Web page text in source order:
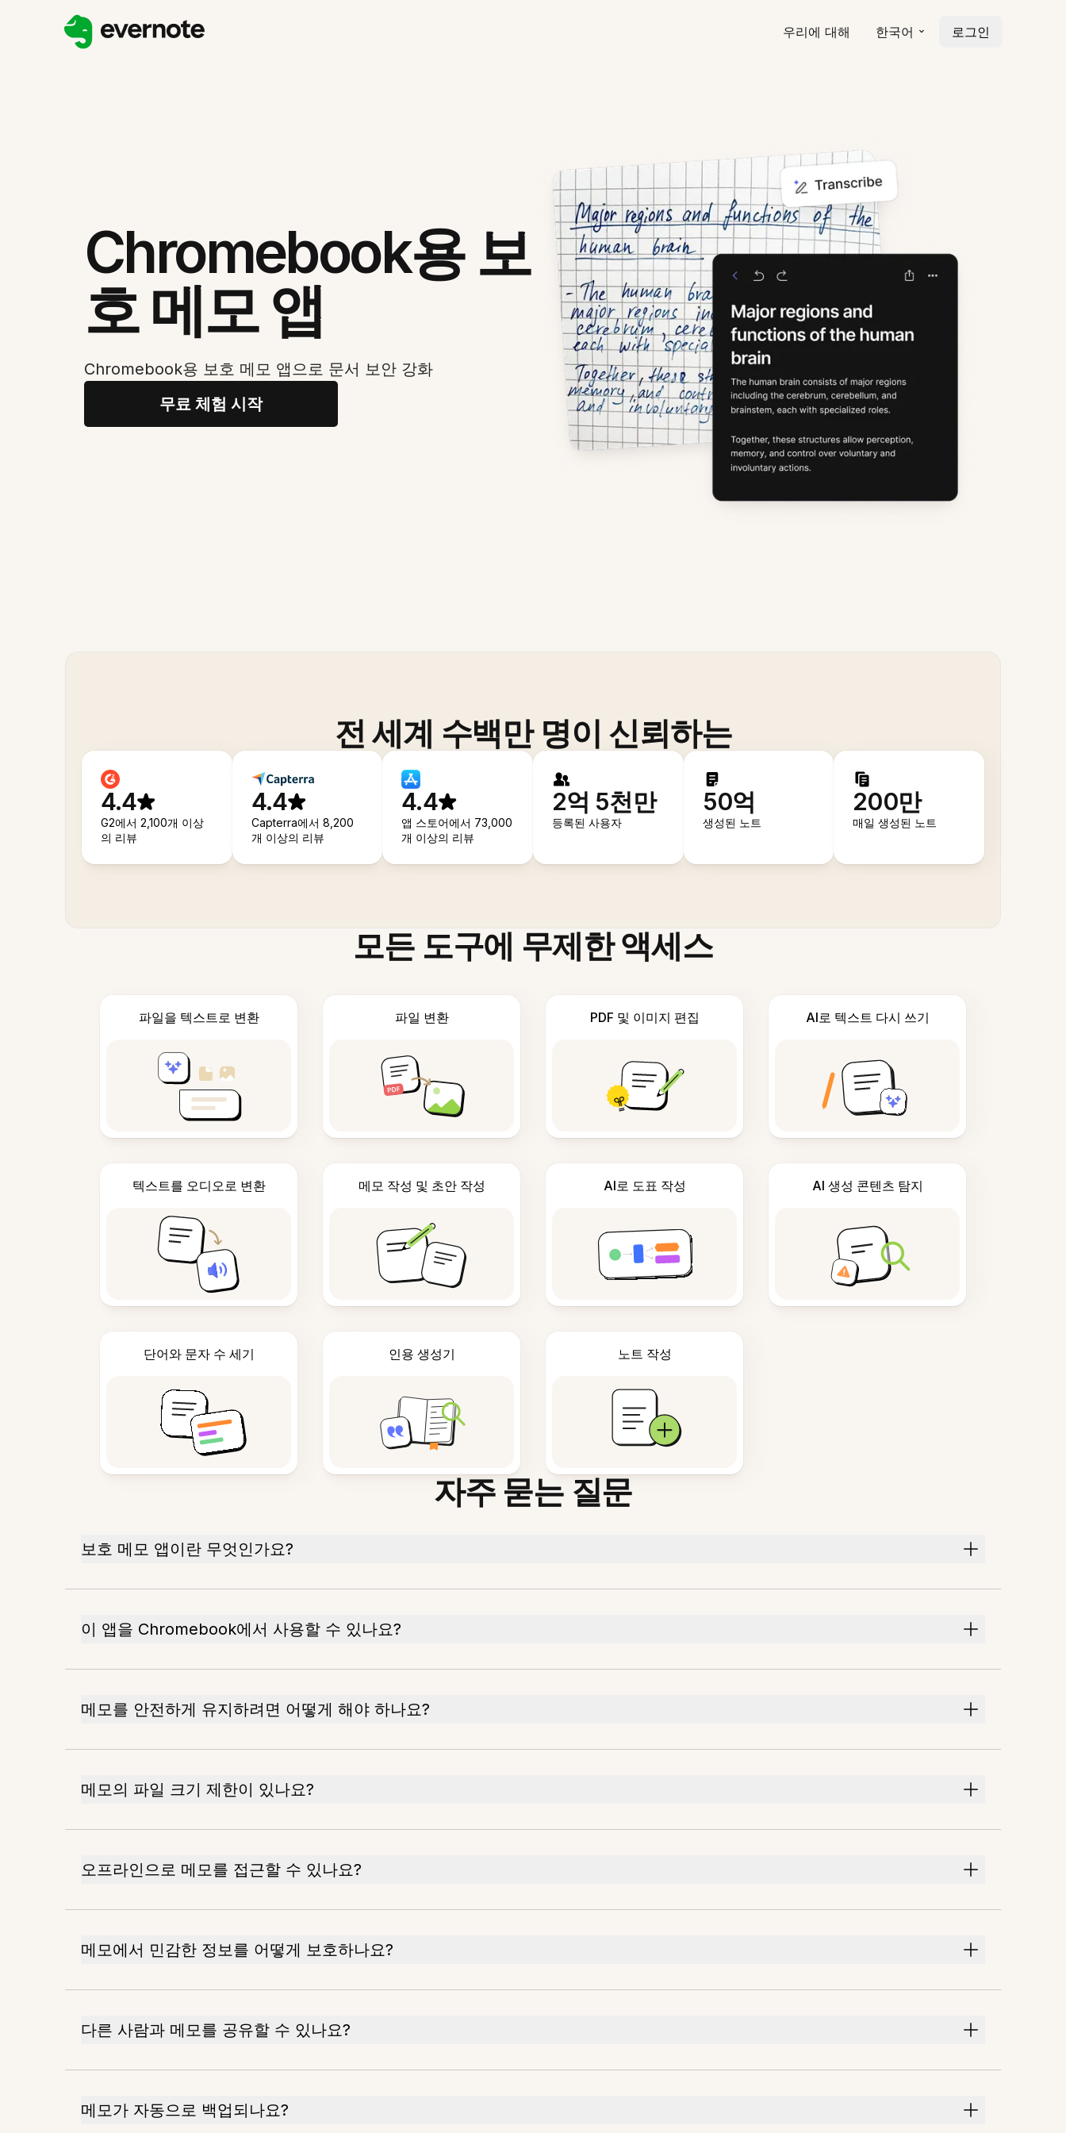
우리에 대해 한국어 로그인
Chromebook용 보
호 메모 앱
Chromebook용 보호 메모 앱으로 문서 보안 강화
무료 체험 시작
전 세계 수백만 명이 신뢰하는
4.4
G2에서 2,100개 이상
의 리뷰
4.4
Capterra에서 8,200
개 이상의 리뷰
4.4
앱 스토어에서 73,000
개 이상의 리뷰
2억 5천만
등록된 사용자
50억
생성된 노트
200만
매일 생성된 노트
모든 도구에 무제한 액세스
파일을 텍스트로 변환 파일 변환 PDF 및 이미지 편집 AI로 텍스트 다시 쓰기
텍스트를 오디오로 변환 메모 작성 및 초안 작성 AI로 도표 작성 AI 생성 콘텐츠 탐지
단어와 문자 수 세기 인용 생성기 노트 작성
자주 묻는 질문
보호 메모 앱이란 무엇인가요?
이 앱을 Chromebook에서 사용할 수 있나요?
메모를 안전하게 유지하려면 어떻게 해야 하나요?
메모의 파일 크기 제한이 있나요?
오프라인으로 메모를 접근할 수 있나요?
메모에서 민감한 정보를 어떻게 보호하나요?
다른 사람과 메모를 공유할 수 있나요?
메모가 자동으로 백업되나요?